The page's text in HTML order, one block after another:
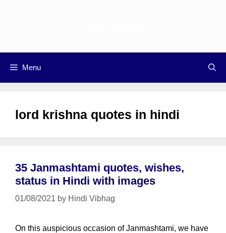
Menu
lord krishna quotes in hindi
35 Janmashtami quotes, wishes,
status in Hindi with images
01/08/2021 by Hindi Vibhag
On this auspicious occasion of Janmashtami, we have